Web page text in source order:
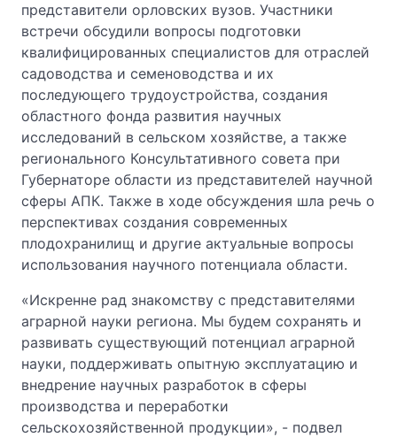
представители орловских вузов. Участники
встречи обсудили вопросы подготовки
квалифицированных специалистов для отраслей
садоводства и семеноводства и их
последующего трудоустройства, создания
областного фонда развития научных
исследований в сельском хозяйстве, а также
регионального Консультативного совета при
Губернаторе области из представителей научной
сферы АПК. Также в ходе обсуждения шла речь о
перспективах создания современных
плодохранилищ и другие актуальные вопросы
использования научного потенциала области.
«Искренне рад знакомству с представителями
аграрной науки региона. Мы будем сохранять и
развивать существующий потенциал аграрной
науки, поддерживать опытную эксплуатацию и
внедрение научных разработок в сферы
производства и переработки
сельскохозяйственной продукции», - подвел